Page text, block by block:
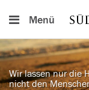
Menü
Wir lassen nur die
nicht den